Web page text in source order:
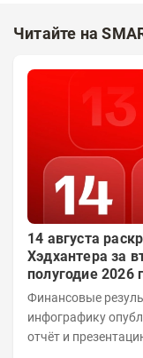
Читайте на
14 августа
Хэдхантера за
полугодие 2026
Финансовые
инфографику
отчёт и презентацию